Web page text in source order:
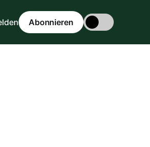
Abonnieren